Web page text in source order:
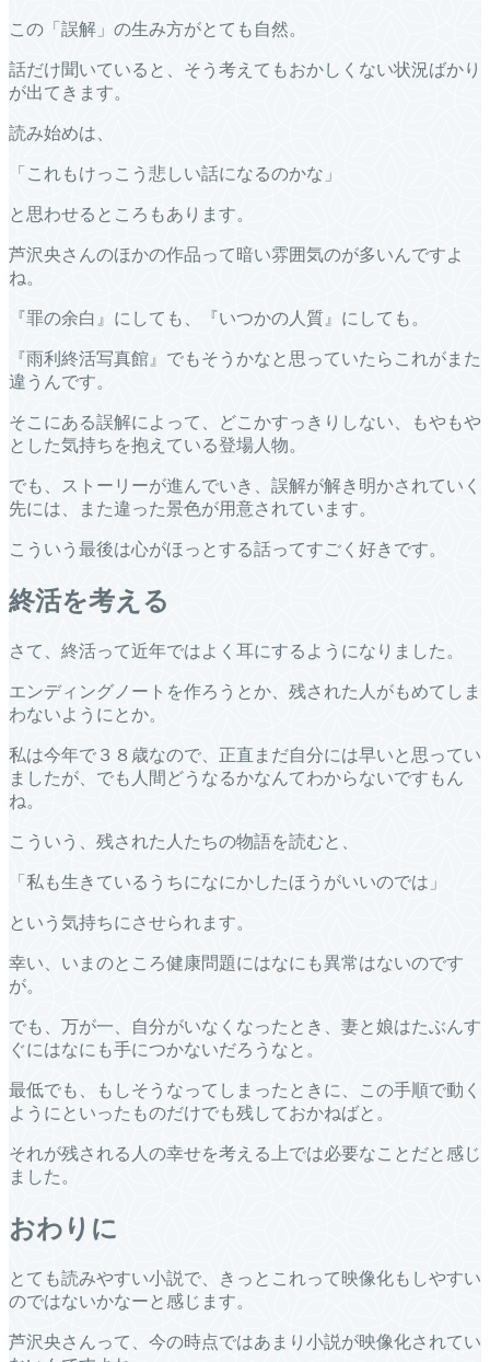
この「誤解」の生み方がとても自然。
話だけ聞いていると、そう考えてもおかしくない状況ばかり
が出てきます。
読み始めは、
「これもけっこう悲しい話になるのかな」
と思わせるところもあります。
芦沢央さんのほかの作品って暗い雰囲気のが多いんですよ
ね。
『罪の余白』にしても、『いつかの人質』にしても。
『雨利終活写真館』でもそうかなと思っていたらこれがまた
違うんです。
そこにある誤解によって、どこかすっきりしない、もやもや
とした気持ちを抱えている登場人物。
でも、ストーリーが進んでいき、誤解が解き明かされていく
先には、また違った景色が用意されています。
こういう最後は心がほっとする話ってすごく好きです。
終活を考える
さて、終活って近年ではよく耳にするようになりました。
エンディングノートを作ろうとか、残された人がもめてしま
わないようにとか。
私は今年で３８歳なので、正直まだ自分には早いと思ってい
ましたが、でも人間どうなるかなんてわからないですもん
ね。
こういう、残された人たちの物語を読むと、
「私も生きているうちになにかしたほうがいいのでは」
という気持ちにさせられます。
幸い、いまのところ健康問題にはなにも異常はないのです
が。
でも、万が一、自分がいなくなったとき、妻と娘はたぶんす
ぐにはなにも手につかないだろうなと。
最低でも、もしそうなってしまったときに、この手順で動く
ようにといったものだけでも残しておかねばと。
それが残される人の幸せを考える上では必要なことだと感じ
ました。
おわりに
とても読みやすい小説で、きっとこれって映像化もしやすい
のではないかなーと感じます。
芦沢央さんって、今の時点ではあまり小説が映像化されてい